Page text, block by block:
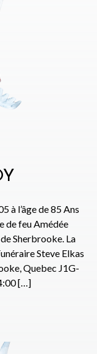
à l’âge de 85 Ans
de feu Amédée
Sherbrooke. La
Steve Elkas
Quebec J1G-
[…]